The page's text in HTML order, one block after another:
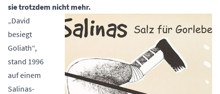
sie trotzdem nicht mehr.
„David
besiegt
Goliath“,
stand 1996
auf einem
Salinas-